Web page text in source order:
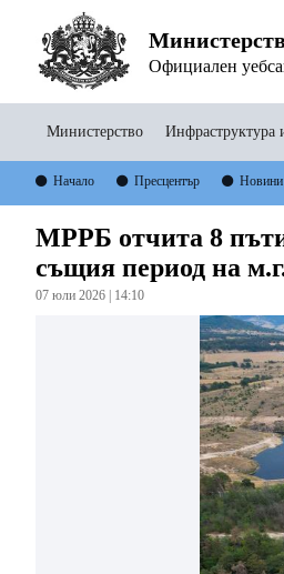
Официален
Министерство Инфраструктура
Начало Пресцентър Новини
МРРБ отчита 8
същия период на
07 юли 2026 | 14:10